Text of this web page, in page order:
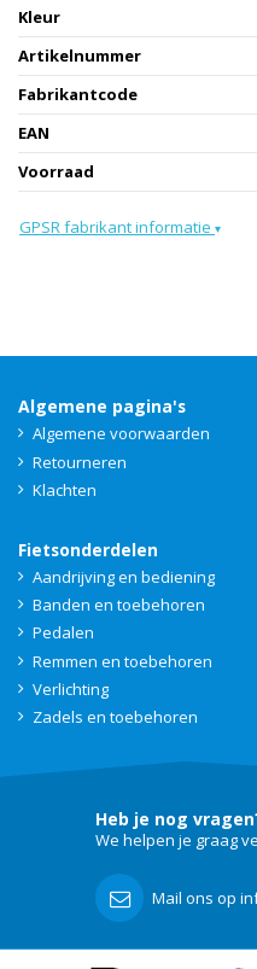
Kleur
Artikelnummer
Fabrikantcode
EAN
Voorraad
GPSR fabrikant informatie ▾
Algemene pagina's
Algemene voorwaarden
Retourneren
Klachten
Fietsonderdelen
Aandrijving en bediening
Banden en toebehoren
Pedalen
Remmen en toebehoren
Verlichting
Zadels en toebehoren
Heb je nog
We helpen je graag
Mail ons op